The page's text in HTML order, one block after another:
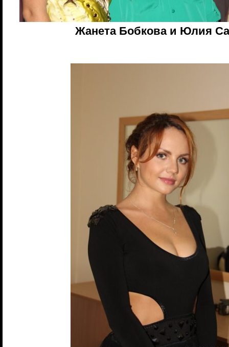
Жанета Бобкова и Юлия